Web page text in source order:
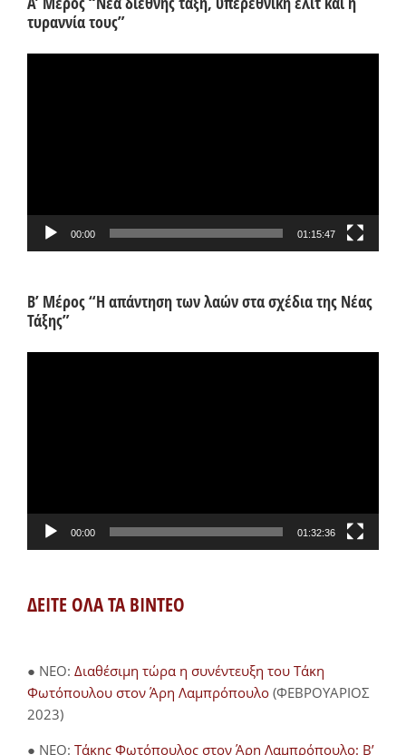
τυραννία τους”
00:00 01:15:47
Β’ Μέρος “Η απάντηση των λαών στα σχέδια της Νέας
Τάξης”
00:00 01:32:36
ΔΕΙΤΕ ΟΛΑ ΤΑ ΒΙΝΤΕΟ
● NEO: Διαθέσιμη τώρα η συνέντευξη του Τάκη
Φωτόπουλου στον Άρη Λαμπρόπουλο (ΦΕΒΡΟΥΑΡΙΟΣ
2023)
● NEO: Τάκης Φωτόπουλος στον Άρη Λαμπρόπουλο: Β’